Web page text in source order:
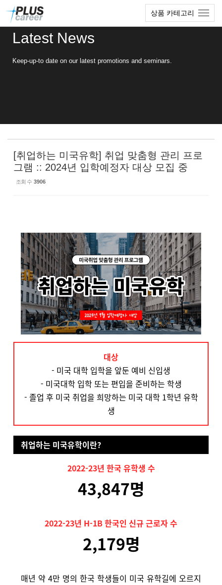
상품 카테고리
Latest News
Keep-up-to date on our latest promotions and seminars.
[취업하는 미국유학] 취업 맞춤형 관리 프로
그램 :: 2024년 입학예정자 대상 모집 중
조회 수 3906
대상
- 미국 대학 입학을 앞둔 예비 신입생
- 미국대학 입학 또는 편입을 준비하는 학생
- 졸업 후 미국 취업을 희망하는 미국 대학 1학년 유학
생
취업하는 미국유학이란?
2022-23년 한국 유학생 수
43,847명
2022-23년 H-1B 한국인 신규 근로자 수
2,179명
매년 약 4만 명의 한국 학생들이 미국 유학길에 오르지